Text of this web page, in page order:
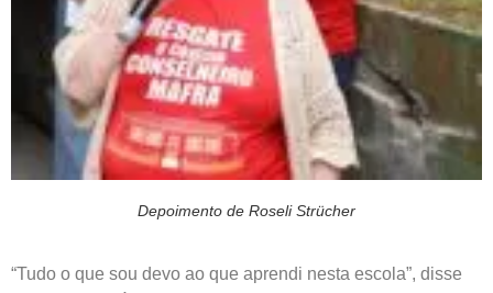
Depoimento de Roseli Strücher
“Tudo o que sou devo ao que aprendi nesta escola”, disse